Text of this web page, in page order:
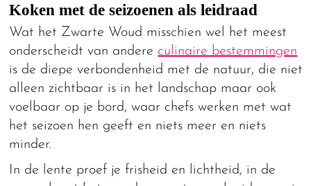
Koken met de seizoenen als leidraad
Wat het Zwarte Woud misschien wel het meest
onderscheidt van andere culinaire bestemmingen
is de diepe verbondenheid met de natuur, die niet
alleen zichtbaar is in het landschap maar ook
voelbaar op je bord, waar chefs werken met wat
het seizoen hen geeft en niets meer en niets
minder.
In de lente proef je frisheid en lichtheid, in de